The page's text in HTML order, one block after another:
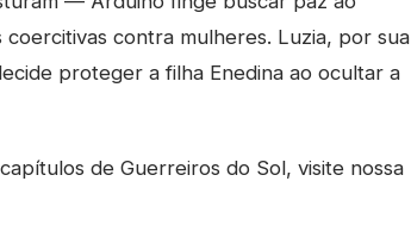
contra mulheres. Luzia, por sua
proteger a filha Enedina ao ocultar a
de Guerreiros do Sol, visite nossa